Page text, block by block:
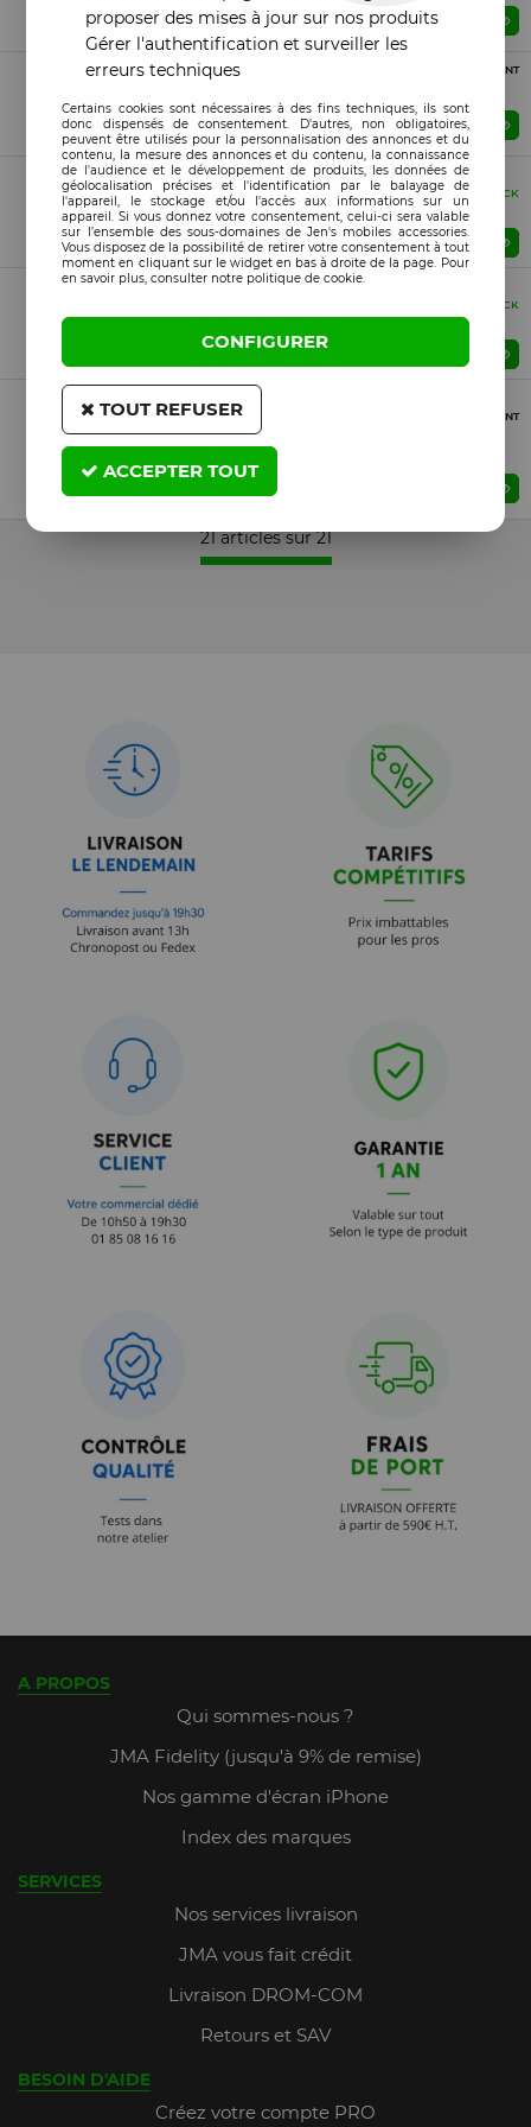
Prix : Veuillez vous connecter ME PRÉVENIR
Compatible PROCHAINEMENT
Prix : Veuillez vous connecter ME PRÉVENIR
Vrac (Bulk)
Original
EN STOCK
Spray de refroidissement TERMOPASTY 600ml
Prix : Veuillez vous connecter
Vrac (Bulk)
EN STOCK
Original
PROCHAINEMENT
Spray disolvant pour étiquette TERMOPASTY Label
Killer 1L
Prix : Veuillez vous connecter
21 articles sur 21
A PROPOS
Qui sommes-nous ?
JMA Fidelity (jusqu'à 9% de remise)
Nos gamme d'écran iPhone
Index des marques
SERVICES
Nos services livraison
JMA vous fait crédit
Livraison DROM-COM
Retours et SAV
BESOIN D'AIDE
Créez votre compte PRO
proposer des mises à jour sur nos produits
Gérer l'authentification et surveiller les
erreurs techniques
Certains cookies sont nécessaires à des fins techniques, ils sont
donc dispensés de consentement. D'autres, non obligatoires,
peuvent être utilisés pour la personnalisation des annonces et du
contenu, la mesure des annonces et du contenu, la connaissance
de l'audience et le développement de produits, les données de
géolocalisation précises et l'identification par le balayage de
l'appareil, le stockage et/ou l'accès aux informations sur un
appareil. Si vous donnez votre consentement, celui-ci sera valable
sur l’ensemble des sous-domaines de Jen's mobiles accessories.
Vous disposez de la possibilité de retirer votre consentement à tout
moment en cliquant sur le widget en bas à droite de la page. Pour
en savoir plus, consulter notre politique de cookie.
CONFIGURER
TOUT REFUSER
ACCEPTER TOUT